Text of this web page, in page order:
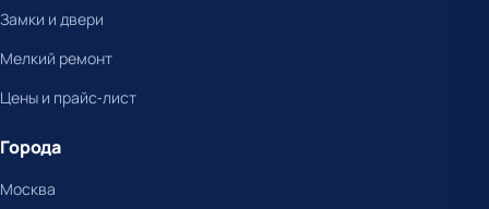
Замки и двери
Мелкий ремонт
Цены и прайс-лист
Города
Москва